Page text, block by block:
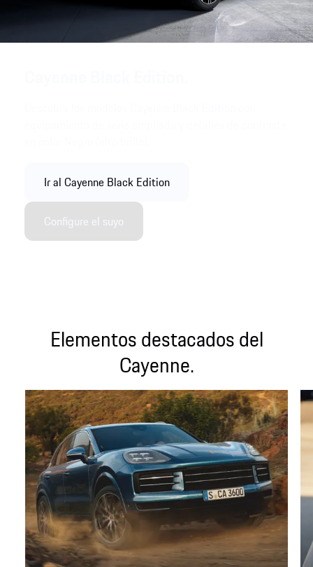
Ir al Cayenne Black Edition
Configure el suyo
Elementos destacados del
Cayenne.